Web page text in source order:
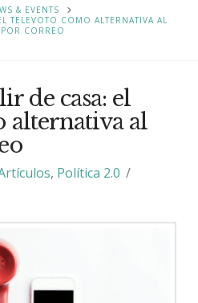
& EVENTS
TELEVOTO COMO ALTERNATIVA AL
CORREO
de casa: el
alternativa al
, Política 2.0